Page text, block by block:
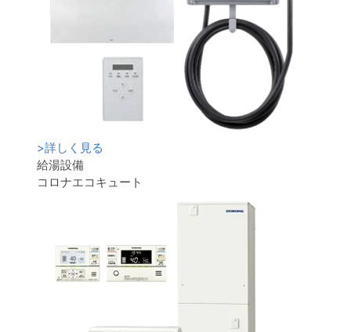
>詳しく見る
給湯設備
コロナエコキュート